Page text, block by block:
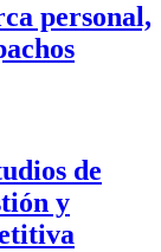
personal,
de
y